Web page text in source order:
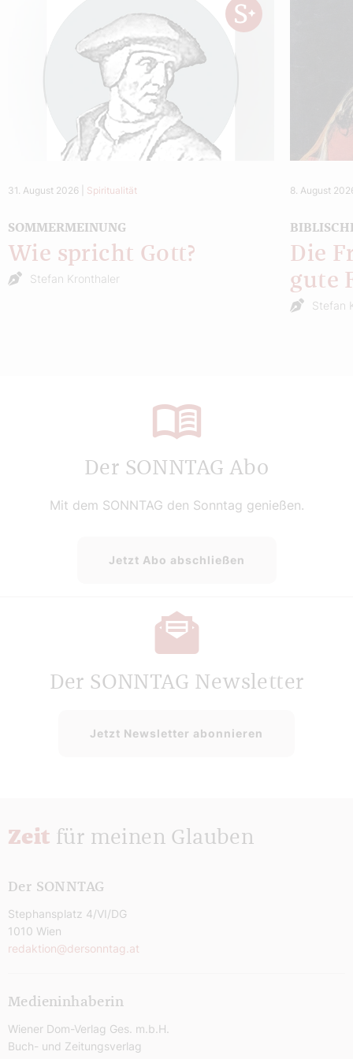
31. August 2026 Spiritualität
SOMMERMEINUNG
Wie spricht Gott?
Stefan Kronthaler
8. August
Die
gute
Stefan
Der SONNTAG Abo
Mit dem SONNTAG den Sonntag genießen.
Jetzt Abo abschließen
Der SONNTAG Newsletter
Jetzt Newsletter abonnieren
Zeit für meinen Glauben
Der SONNTAG
Stephansplatz 4/VI/DG
1010 Wien
redaktion@dersonntag.at
Medieninhaberin
Wiener Dom-Verlag Ges. m.b.H.
Buch- und Zeitungsverlag